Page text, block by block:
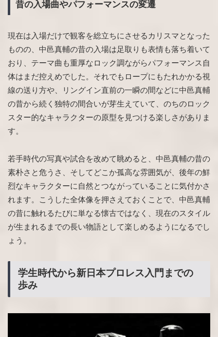
昔の入場曲やパフォーマンスの変遷
現在は入場だけで観客を総立ちにさせるカリスマとなった
ものの、中邑真輔の昔の入場は足取りも表情も落ち着いて
おり、テーマ曲も重厚なロック調ながらパフォーマンス自
体はまだ控えめでした。それでもロープにもたれかかる視
線の送り方や、リングイン直前の一瞬の間などに中邑真輔
の昔から続く独特の間合いが芽生えていて、のちのロック
スター的なキャラクターの原型を見つける楽しさがありま
す。
若手時代の写真や試合を改めて眺めると、中邑真輔の昔の
素朴さと危うさ、そしてどこか孤高な雰囲気が、後年の鮮
烈なキャラクターに自然とつながっていることに気付かさ
れます。こうした全体像を押さえておくことで、中邑真輔
の昔に触れるたびに単なる懐古ではなく、現在のスタイル
が生まれるまでの長い物語として楽しめるようになるでし
ょう。
学生時代から新日本プロレス入門までの
歩み